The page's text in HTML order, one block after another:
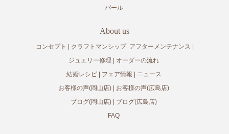
パール
About us
コンセプト クラフトマンシップ アフターメンテナンス
ジュエリー修理
オーダーの流れ
結婚レシピ
フェア情報
ニュース
お客様の声(岡山店)
お客様の声(広島店)
ブログ(岡山店)
ブログ(広島店)
FAQ